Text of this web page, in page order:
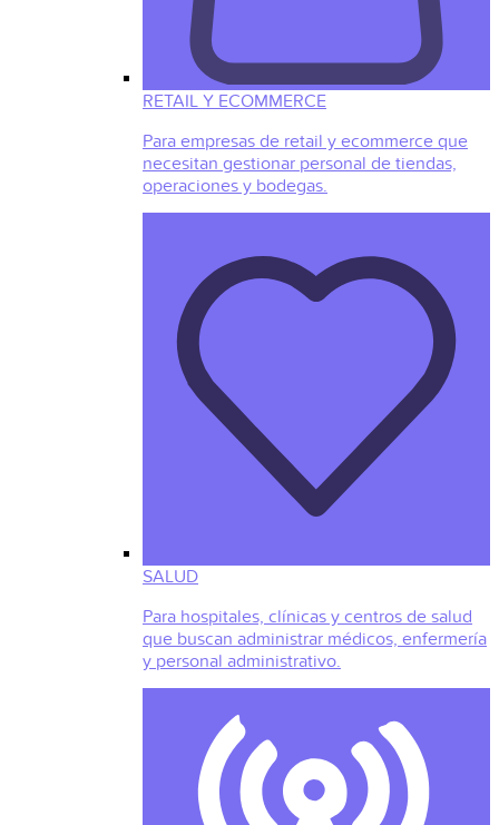
RETAIL Y ECOMMERCE
Para empresas de retail y ecommerce que
necesitan gestionar personal de tiendas,
operaciones y bodegas.
SALUD
Para hospitales, clínicas y centros de salud
que buscan administrar médicos, enfermería
y personal administrativo.